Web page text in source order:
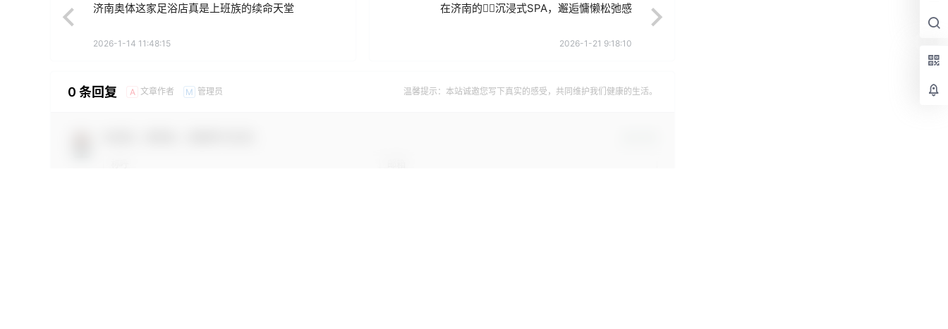
济南奥体这家足浴店真是上班族的续命天堂
2026-1-14 11:48:15
在济南的💆‍♀️沉浸式SPA，邂逅慵懒松弛感
2026-1-21 9:18:10
0 条回复 A 文章作者 M 管理员 温馨提示：本站诚邀您写下真实的感受，共同维护我们健康的生活。